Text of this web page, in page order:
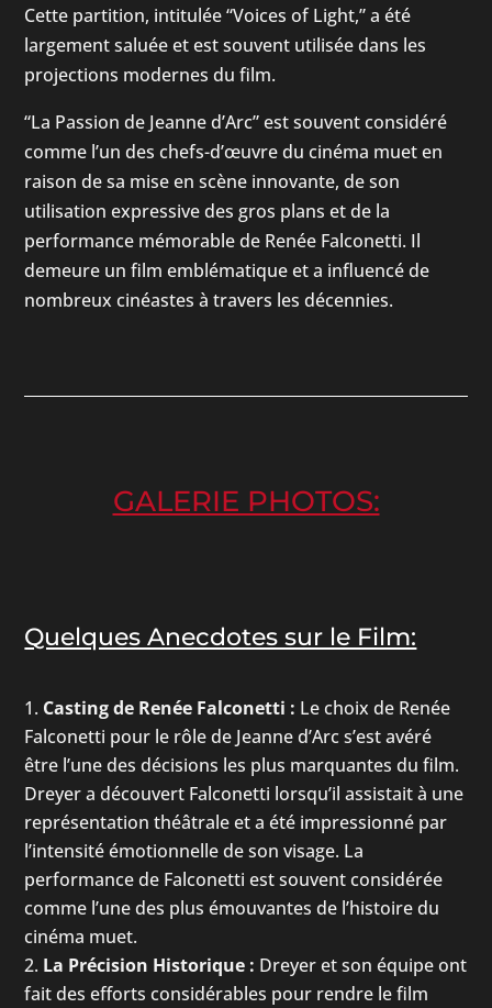
Cette partition, intitulée “Voices of Light,” a été
largement saluée et est souvent utilisée dans les
projections modernes du film.
“La Passion de Jeanne d’Arc” est souvent considéré
comme l’un des chefs-d’œuvre du cinéma muet en
raison de sa mise en scène innovante, de son
utilisation expressive des gros plans et de la
performance mémorable de Renée Falconetti. Il
demeure un film emblématique et a influencé de
nombreux cinéastes à travers les décennies.
GALERIE PHOTOS:
Quelques Anecdotes sur le Film:
Casting de Renée Falconetti : Le choix de Renée
Falconetti pour le rôle de Jeanne d’Arc s’est avéré
être l’une des décisions les plus marquantes du film.
Dreyer a découvert Falconetti lorsqu’il assistait à une
représentation théâtrale et a été impressionné par
l’intensité émotionnelle de son visage. La
performance de Falconetti est souvent considérée
comme l’une des plus émouvantes de l’histoire du
cinéma muet.
La Précision Historique : Dreyer et son équipe ont
fait des efforts considérables pour rendre le film